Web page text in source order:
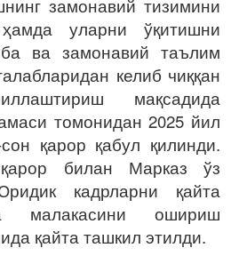
замонавий тизимини
уларни ўқитишни
ва замонавий таълим
келиб чиққан
мақсадида
томонидан 2025 йил
қарор қабул қилинди.
билан Марказ ўз
кадрларни қайта
малакасини ошириш
қайта ташкил этилди.